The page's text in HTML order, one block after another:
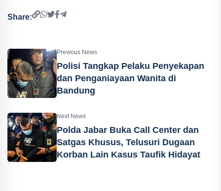
Share:
Previous News
Polisi Tangkap Pelaku Penyekapan
dan Penganiayaan Wanita di
Bandung
Next News
Polda Jabar Buka Call Center dan
Satgas Khusus, Telusuri Dugaan
Korban Lain Kasus Taufik Hidayat